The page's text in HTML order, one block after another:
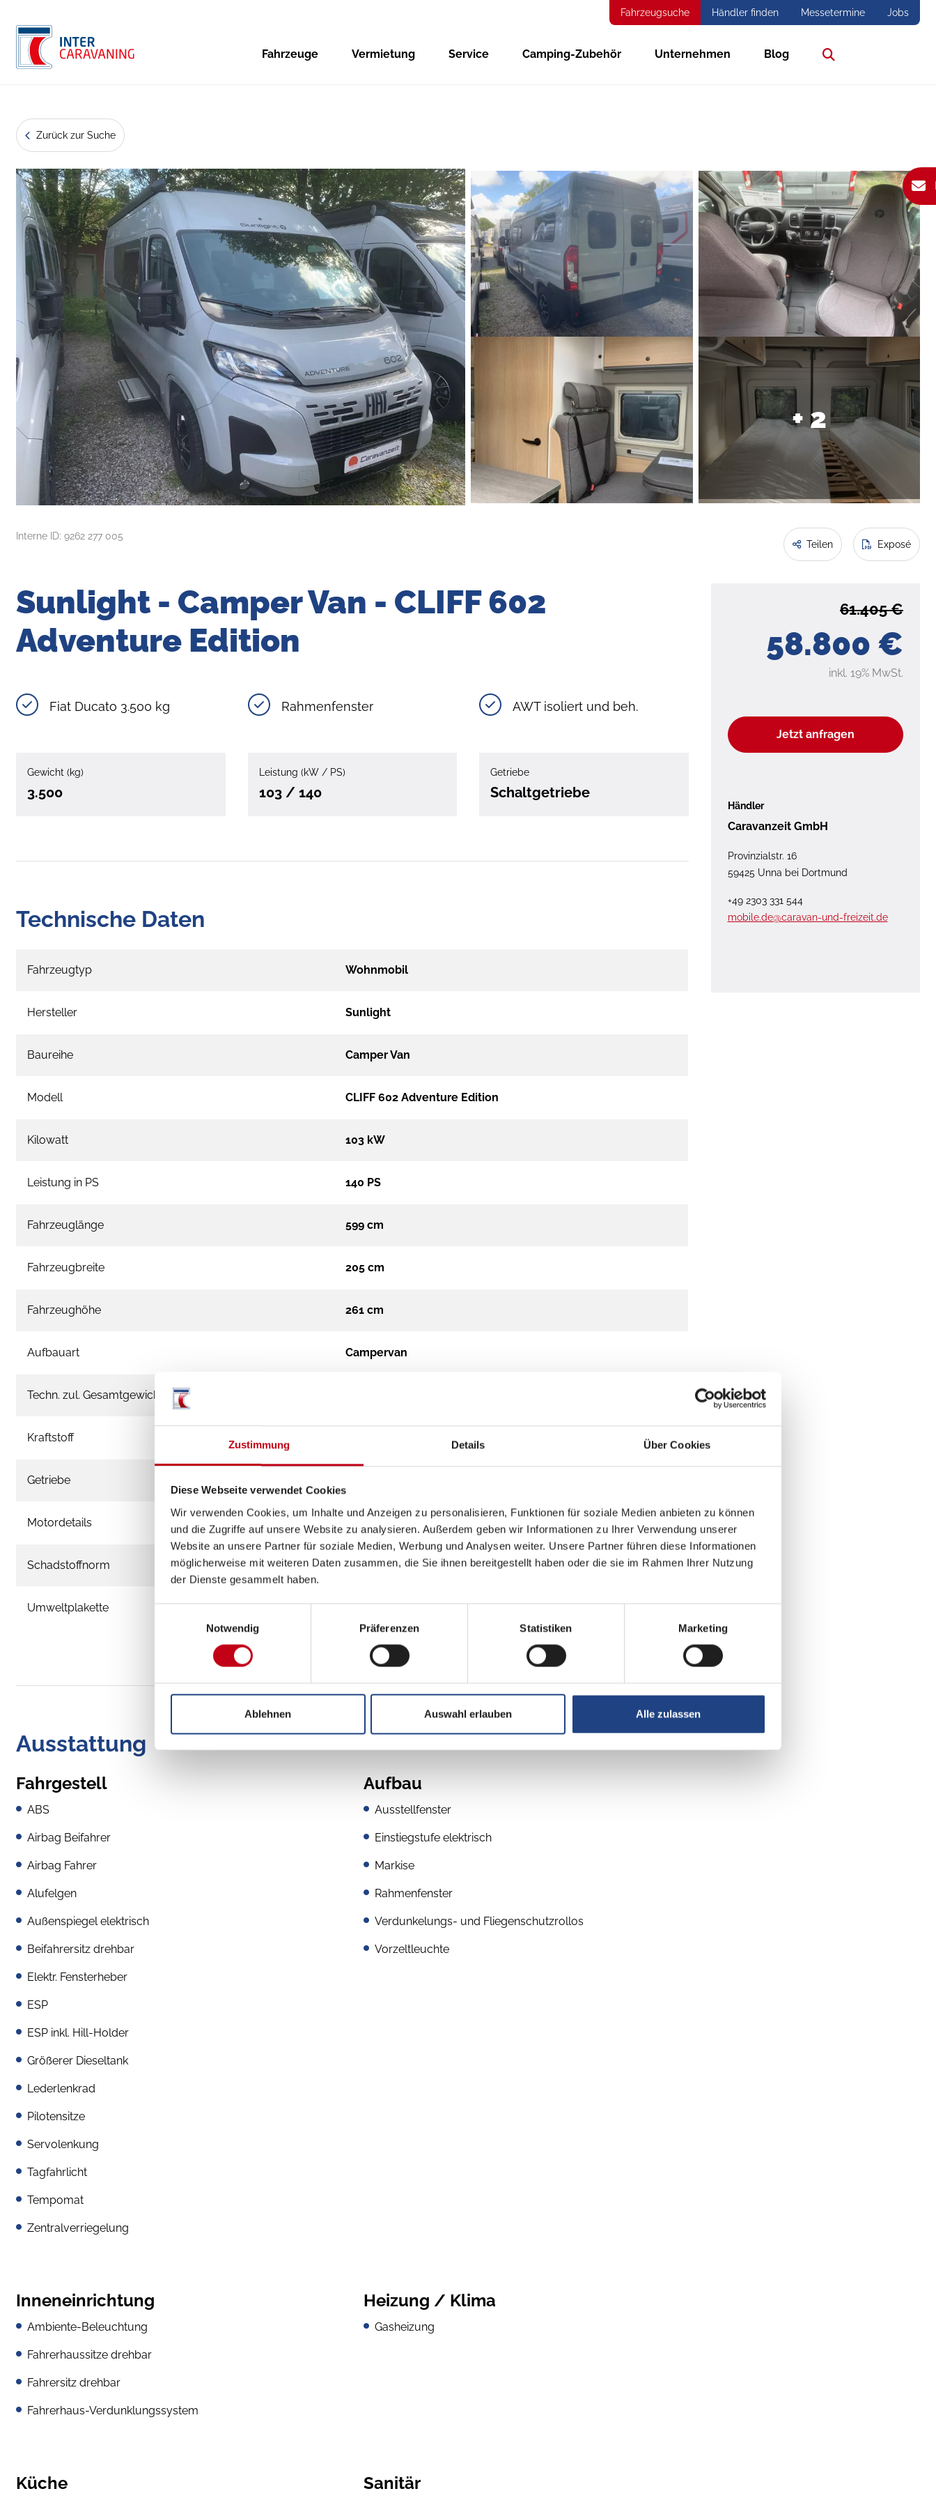
Zustimmung Details Über Cookies
Diese Webseite verwendet Cookies
Wir verwenden Cookies, um Inhalte und Anzeigen zu personalisieren, Funktionen für soziale Medien anbieten zu können
und die Zugriffe auf unsere Website zu analysieren. Außerdem geben wir Informationen zu Ihrer Verwendung unserer
Website an unsere Partner für soziale Medien, Werbung und Analysen weiter. Unsere Partner führen diese Informationen
möglicherweise mit weiteren Daten zusammen, die Sie ihnen bereitgestellt haben oder die sie im Rahmen Ihrer Nutzung
der Dienste gesammelt haben.
Notwendig
Präferenzen Statistiken Marketing
Ablehnen Auswahl erlauben Alle zulassen
Fahrzeugsuche Händler finden Messetermine Jobs
Fahrzeuge Vermietung Service Camping-Zubehör Unternehmen Blog
Zurück zur Suche
+ 2
Interne ID: 9262 277 005
Teilen Exposé
58.800 €
61.405 €
inkl. 19% MwSt.
Jetzt anfragen
Händler
Caravanzeit GmbH
Provinzialstr. 16
59425 Unna bei Dortmund
+49 2303 331 544
mobile.de@caravan-und-freizeit.de
Sunlight - Camper Van - CLIFF 602
Adventure Edition
Fiat Ducato 3.500 kg Rahmenfenster AWT isoliert und beh.
Gewicht (kg)
3.500
Leistung (kW / PS)
103 / 140
Getriebe
Schaltgetriebe
Technische Daten
Fahrzeugtyp Wohnmobil
Hersteller Sunlight
Baureihe Camper Van
Modell CLIFF 602 Adventure Edition
Kilowatt 103 kW
Leistung in PS 140 PS
Fahrzeuglänge 599 cm
Fahrzeugbreite 205 cm
Fahrzeughöhe 261 cm
Aufbauart Campervan
Techn. zul. Gesamtgewicht
Kraftstoff
Getriebe
Motordetails 2.2 Euro 6 (2184 cm³)
Schadstoffnorm Euro 6e
Umweltplakette grün
Ausstattung
Fahrgestell
ABS
Airbag Beifahrer
Airbag Fahrer
Alufelgen
Außenspiegel elektrisch
Beifahrersitz drehbar
Elektr. Fensterheber
ESP
ESP inkl. Hill-Holder
Größerer Dieseltank
Lederlenkrad
Pilotensitze
Servolenkung
Tagfahrlicht
Tempomat
Zentralverriegelung
Aufbau
Ausstellfenster
Einstiegstufe elektrisch
Markise
Rahmenfenster
Verdunkelungs- und Fliegenschutzrollos
Vorzeltleuchte
Inneneinrichtung
Ambiente-Beleuchtung
Fahrerhaussitze drehbar
Fahrersitz drehbar
Fahrerhaus-Verdunklungssystem
Heizung / Klima
Gasheizung
Küche Sanitär